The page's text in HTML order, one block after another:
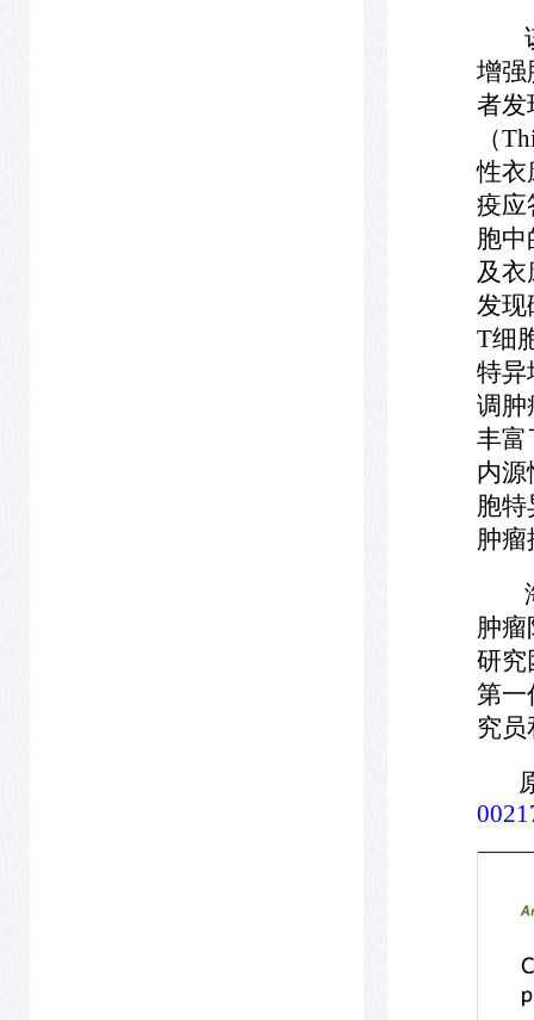
该
增强
者发
（
性衣
疫应
胞中
及衣
发现
T细
特异
调肿
丰富
内源
胞
肿瘤
海
肿瘤
研究
第一
究员
原